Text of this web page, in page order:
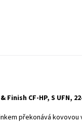
CF-HP, S UFN,
překonává